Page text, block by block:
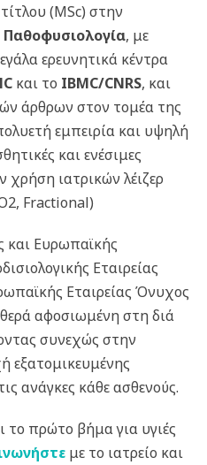
(MSc) στην
, με
ερευνητικά κέντρα
και το IBMC/CNRS, και
άρθρων στον τομέα της
εμπειρία και υψηλή
και ενέσιμες
χρήση ιατρικών λέιζερ
Fractional)
και Ευρωπαϊκής
Εταιρείας
Εταιρείας Όνυχος
αφοσιωμένη στη διά
συνεχώς στην
εξατομικευμένης
ανάγκες κάθε ασθενούς.
πρώτο βήμα για υγιές
με το ιατρείο και